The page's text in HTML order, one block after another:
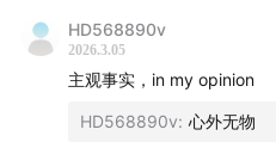
HD568890v
2026.3.05
主观事实，in my opinion
HD568890v: 心外无物